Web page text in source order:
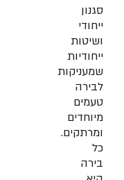
סגנון
ייחודי
ושיטות
ייחודיות
שמעניקות
לבירה
טעמים
מיוחדים
ומרתקים.
כל
בירה